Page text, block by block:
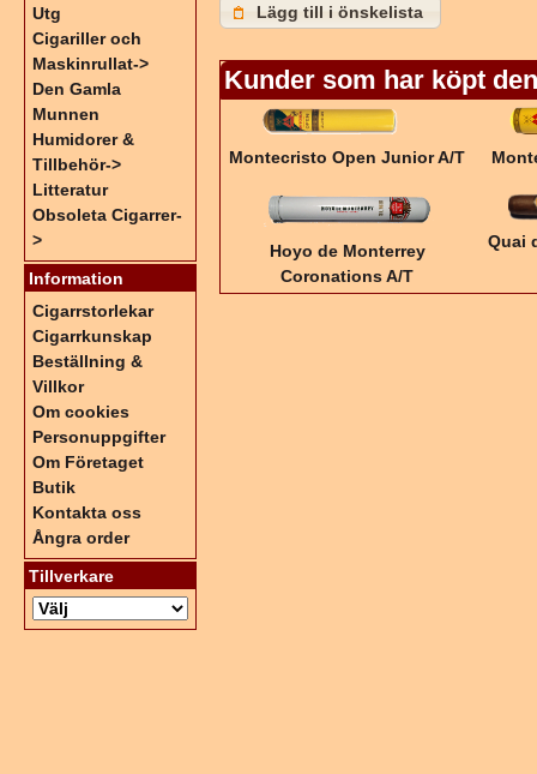
Lägg till i önskelista
Kunder som har köpt
Montecristo Open Junior A/T
Hoyo de Monterrey
Coronations A/T
Quai
Utg
Cigariller och
Maskinrullat->
Den Gamla
Munnen
Humidorer &
Tillbehör->
Litteratur
Obsoleta Cigarrer-
>
Information
Cigarrstorlekar
Cigarrkunskap
Beställning &
Villkor
Om cookies
Personuppgifter
Om Företaget
Butik
Kontakta oss
Ångra order
Tillverkare